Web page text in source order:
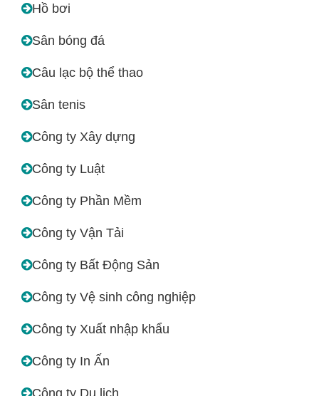
Hồ bơi
Sân bóng đá
Câu lạc bộ thể thao
Sân tenis
Công ty Xây dựng
Công ty Luật
Công ty Phần Mềm
Công ty Vận Tải
Công ty Bất Động Sản
Công ty Vệ sinh công nghiệp
Công ty Xuất nhập khẩu
Công ty In Ấn
Công ty Du lịch